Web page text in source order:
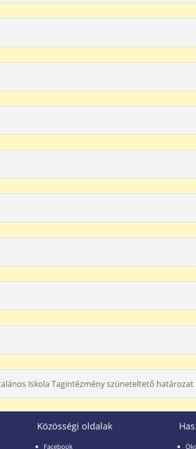
Iskola Tagintézmény szüneteltető határozat
Közösségi oldalak
Facebook